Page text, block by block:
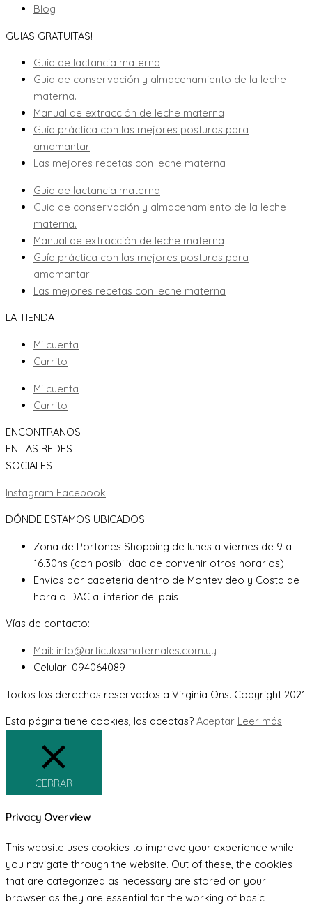
Blog
GUIAS GRATUITAS!
Guia de lactancia materna
Guia de conservación y almacenamiento de la leche
materna.
Manual de extracción de leche materna
Guía práctica con las mejores posturas para
amamantar
Las mejores recetas con leche materna
Guia de lactancia materna
Guia de conservación y almacenamiento de la leche
materna.
Manual de extracción de leche materna
Guía práctica con las mejores posturas para
amamantar
Las mejores recetas con leche materna
LA TIENDA
Mi cuenta
Carrito
Mi cuenta
Carrito
ENCONTRANOS
EN LAS REDES
SOCIALES
Instagram Facebook
DÓNDE ESTAMOS UBICADOS
Zona de Portones Shopping de lunes a viernes de 9 a
16.30hs (con posibilidad de convenir otros horarios)
Envíos por cadetería dentro de Montevideo y Costa de
hora o DAC al interior del país
Vías de contacto:
Mail: info@articulosmaternales.com.uy
Celular: 094064089
Todos los derechos reservados a Virginia Ons. Copyright 2021
Esta página tiene cookies, las aceptas? Aceptar Leer más
CERRAR
Privacy Overview
This website uses cookies to improve your experience while
you navigate through the website. Out of these, the cookies
that are categorized as necessary are stored on your
browser as they are essential for the working of basic